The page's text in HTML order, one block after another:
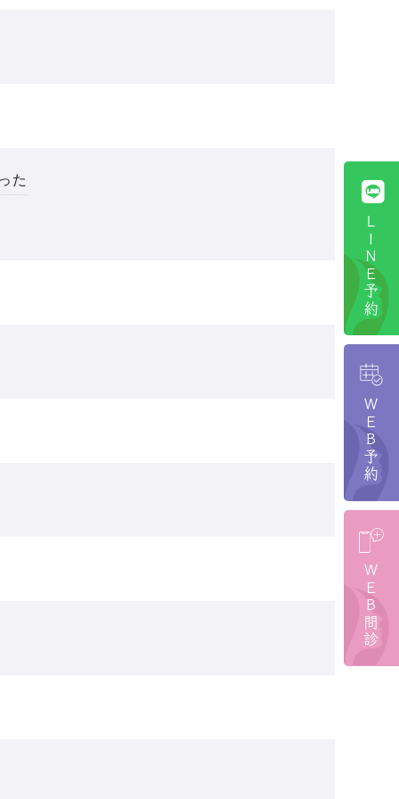
ＬＩＮＥ予約
ＷＥＢ予約
ＷＥＢ問診
た